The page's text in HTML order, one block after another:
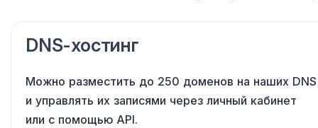
DNS-хостинг
Можно разместить до 250 доменов на наших DNS
и управлять их записями через личный кабинет
или с помощью API.